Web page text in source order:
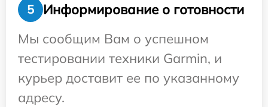
5
Информирование о готовности
Мы сообщим Вам о успешном
тестировании техники Garmin, и
курьер доставит ее по указанному
адресу.